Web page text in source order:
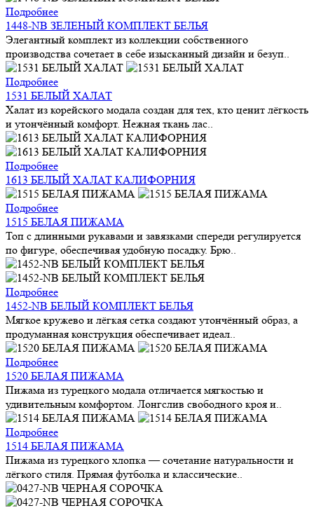
Подробнее
1448-NB ЗЕЛЕНЫЙ КОМПЛЕКТ БЕЛЬЯ
Элегантный комплект из коллекции собственного
производства сочетает в себе изысканный дизайн и безуп..
Подробнее
1531 БЕЛЫЙ ХАЛАТ
Халат из корейского модала создан для тех, кто ценит лёгкость
и утончённый комфорт. Нежная ткань лас..
Подробнее
1613 БЕЛЫЙ ХАЛАТ КАЛИФОРНИЯ
Подробнее
1515 БЕЛАЯ ПИЖАМА
Топ с длинными рукавами и завязками спереди регулируется
по фигуре, обеспечивая удобную посадку. Брю..
Подробнее
1452-NB БЕЛЫЙ КОМПЛЕКТ БЕЛЬЯ
Мягкое кружево и лёгкая сетка создают утончённый образ, а
продуманная конструкция обеспечивает идеал..
Подробнее
1520 БЕЛАЯ ПИЖАМА
Пижама из турецкого модала отличается мягкостью и
удивительным комфортом. Лонгслив свободного кроя и..
Подробнее
1514 БЕЛАЯ ПИЖАМА
Пижама из турецкого хлопка — сочетание натуральности и
лёгкого стиля. Прямая футболка и классические..